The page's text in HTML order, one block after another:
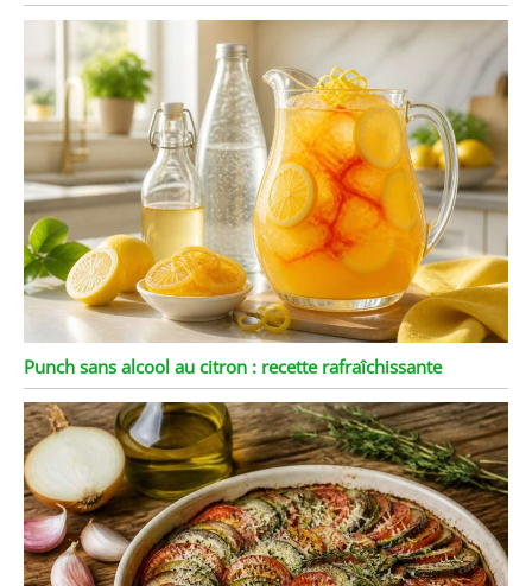
Punch sans alcool au citron : recette rafraîchissante